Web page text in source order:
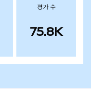
평가 수
75.8K